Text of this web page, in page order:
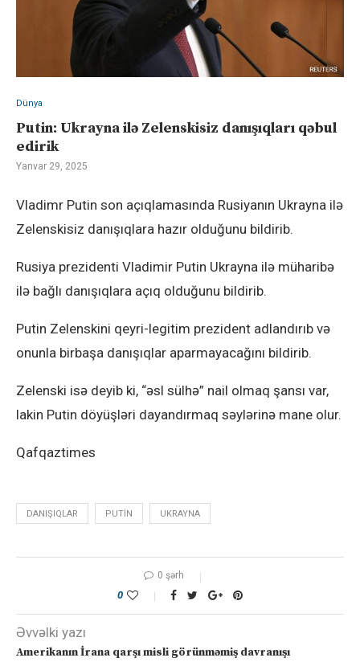
Dünya
Putin: Ukrayna ilə Zelenskisiz danışıqları qəbul
edirik
Yanvar 29, 2025
Vladimr Putin son açıqlamasında Rusiyanın Ukrayna ilə
Zelenskisiz danışıqlara hazır olduğunu bildirib.
Rusiya prezidenti Vladimir Putin Ukrayna ilə müharibə
ilə bağlı danışıqlara açıq olduğunu bildirib.
Putin Zelenskini qeyri-legitim prezident adlandırıb və
onunla birbaşa danışıqlar aparmayacağını bildirib.
Zelenski isə deyib ki, “əsl sülhə” nail olmaq şansı var,
lakin Putin döyüşləri dayandırmaq səylərinə mane olur.
Qafqaztimes
DANIŞIQLAR PUTIN UKRAYNA
0 şərh
0
Əvvəlki yazı
Amerikanın İrana qarşı misli görünməmiş davranışı